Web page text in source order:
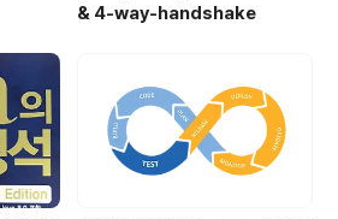
& 4-way-handshake